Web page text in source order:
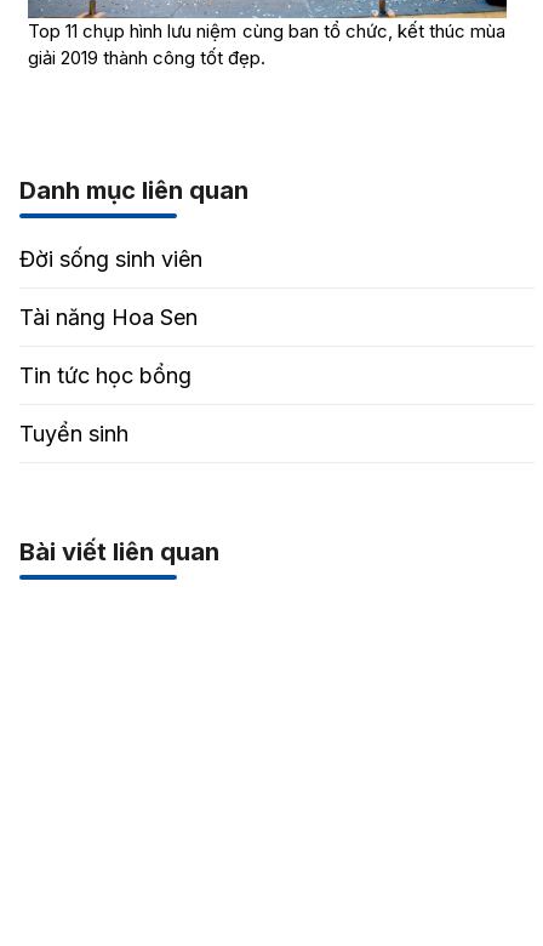
Top 11 chụp hình lưu niệm cùng ban tổ chức, kết thúc mùa
giải 2019 thành công tốt đẹp.
Danh mục liên quan
Đời sống sinh viên
Tài năng Hoa Sen
Tin tức học bổng
Tuyển sinh
Bài viết liên quan